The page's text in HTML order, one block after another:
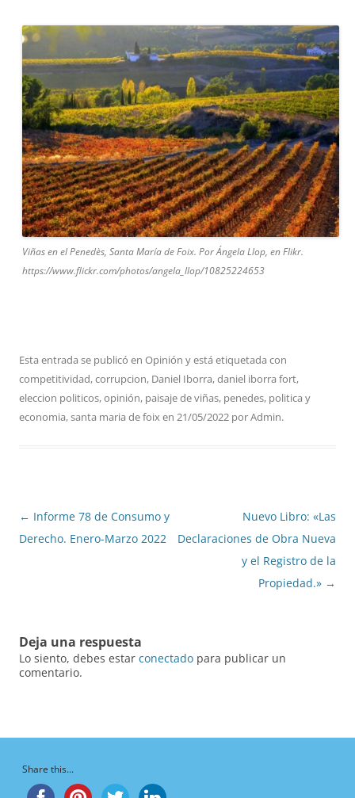
Viñas en el Penedès, Santa María de Foix. Por Ángela Llop, en Flikr.
https://www.flickr.com/photos/angela_llop/10825224653
Esta entrada se publicó en Opinión y está etiquetada con
competitividad,corrupcion, Daniel Iborra,daniel iborra fort,
eleccion politicos,opinión, paisaje de viñas, penedes, politica y
economia,santa maria de foixen 21/05/2022 porAdmin.
Navegación
de
← Informe 78 de Consumo y
Derecho. Enero-Marzo 2022
Nuevo Libro: «Las
Declaraciones de Obra Nueva
y el Registro de la
Propiedad.» →
Deja una respuesta
Lo siento, debes estar conectado para publicar un
comentario.
Share this...